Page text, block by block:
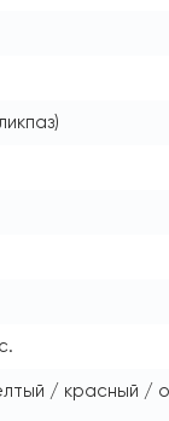
/ красный /